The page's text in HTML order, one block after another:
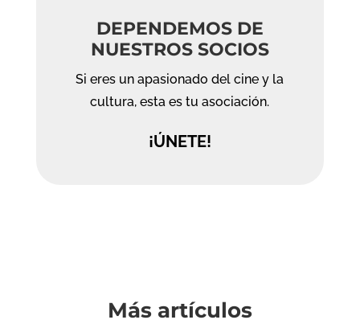
DEPENDEMOS DE
NUESTROS SOCIOS
Si eres un apasionado del cine y la
cultura, esta es tu asociación.
¡ÚNETE!
Más artículos